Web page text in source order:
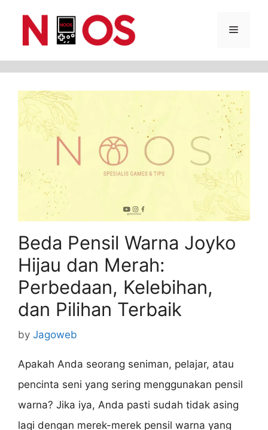
Menu
Beda Pensil Warna Joyko
Hijau dan Merah:
Perbedaan, Kelebihan,
dan Pilihan Terbaik
by Jagoweb
Apakah Anda seorang seniman, pelajar, atau
pencinta seni yang sering menggunakan pensil
warna? Jika iya, Anda pasti sudah tidak asing
lagi dengan merek-merek pensil warna yang